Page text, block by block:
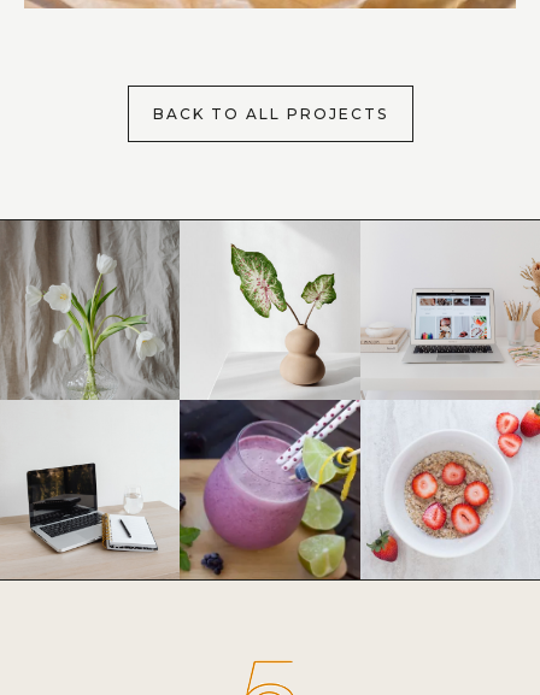
BACK TO ALL PROJECTS